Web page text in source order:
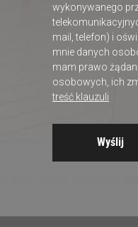
wykonywanego
mail, telefon) i
mnie danych
mam prawo
osobowych, ich
treść klauzuli